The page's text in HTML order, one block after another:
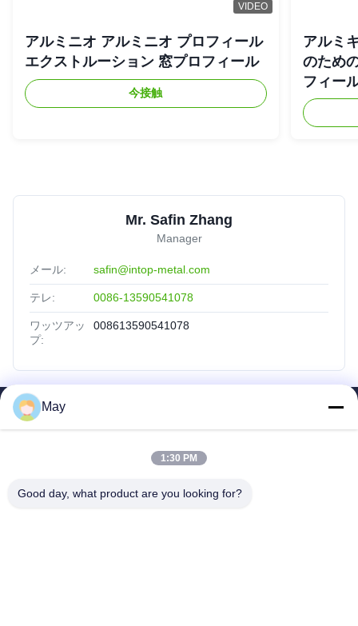
VIDEO
アルミニオ アルミニオ プロフィール
エクストルーション 窓プロフィール
今接触
アルミ
のため
フィー
Mr. Safin Zhang
Manager
メール: safin@intop-metal.com
テレ: 0086-13590541078
ワッツアッ
プ:
008613590541078
製品
企業情報
May
1:30 PM
Good day, what product are you looking for?